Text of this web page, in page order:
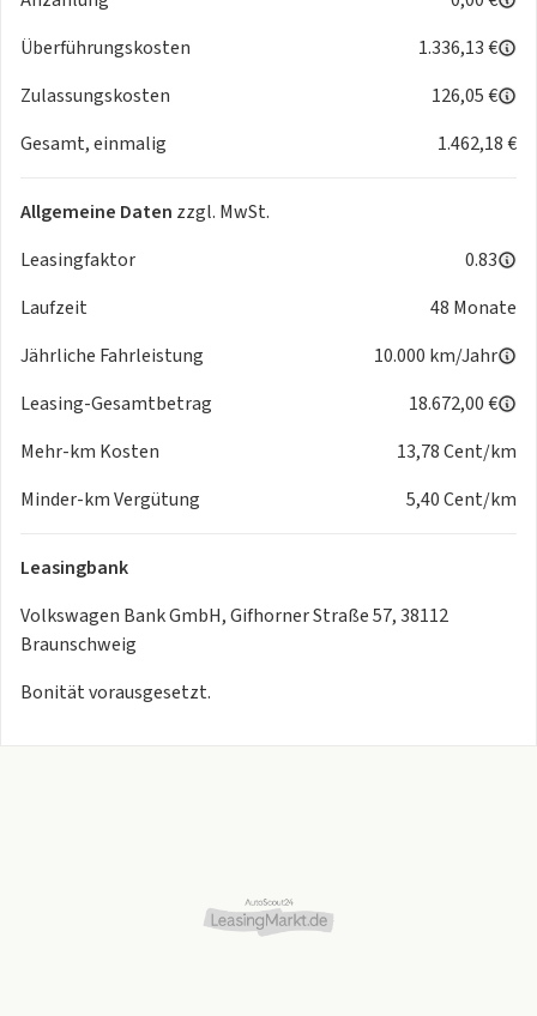
Überführungskosten
1.336,13 €
Zulassungskosten
126,05 €
Gesamt, einmalig
1.462,18 €
Allgemeine Daten zzgl. MwSt.
Leasingfaktor
0.83
Laufzeit
48 Monate
Jährliche Fahrleistung
10.000 km/Jahr
Leasing-Gesamtbetrag
18.672,00 €
Mehr-km Kosten
13,78 Cent/km
Minder-km Vergütung
5,40 Cent/km
Leasingbank
Volkswagen Bank GmbH, Gifhorner Straße 57, 38112
Braunschweig
Bonität vorausgesetzt.